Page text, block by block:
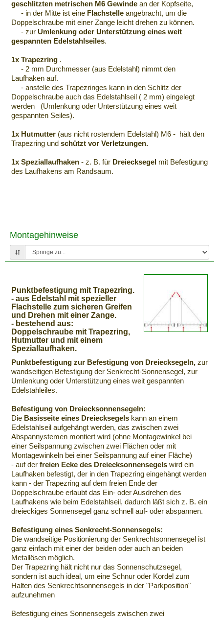
geschlitzten metrischen M6 Gewinde an der Kopfseite,
- in der Mitte ist eine Flachstelle angebracht, um die
Doppelschraube mit einer Zange leicht drehen zu können.
- zur Umlenkung oder Unterstützung eines weit
gespannten Edelstahlseiles.
1x Trapezring .
- 2 mm Durchmesser (aus Edelstahl) nimmt den
Laufhaken auf.
- anstelle des Trapezringes kann in den Schlitz der
Doppelschraube auch das Edelstahlseil ( 2 mm) eingelegt
werden (Umlenkung oder Unterstützung eines weit
gespannten Seiles).
1x Hutmutter (aus nicht rostendem Edelstahl) M6 - hält den
Trapezring und schützt vor Verletzungen.
1x Speziallaufhaken - z. B. für Dreiecksegel mit Befestigung
des Laufhakens am Randsaum.
Montagehinweise
Punktbefestigung mit Trapezring.
- aus Edelstahl mit spezieller
Flachstelle zum sicheren Greifen
und Drehen mit einer Zange.
- bestehend aus:
Doppelschraube mit Trapezring,
Hutmutter und mit einem
Speziallaufhaken.
Punktbefestigung zur Befestigung von Dreiecksegeln, zur
wandseitigen Befestigung der Senkrecht-Sonnensegel, zur
Umlenkung oder Unterstützung eines weit gespannten
Edelstahleiles.
Befestigung von Dreiecksonnensegeln:
Die Basisseite eines Dreiecksegels kann an einem
Edelstahlseil aufgehängt werden, das zwischen zwei
Abspannystemen montiert wird (ohne Montagewinkel bei
einer Seilspannung zwischen zwei Flächen oder mit
Montagewinkeln bei einer Seilspannung auf einer Fläche)
- auf der freien Ecke des Dreiecksonnensegels wird ein
Laufhaken befestigt, der in den Trapezring eingehängt werden
kann - der Trapezring auf dem freien Ende der
Doppelschraube erlaubt das Ein- oder Ausdrehen des
Laufhakens wie beim Edelstahlseil, dadurch läßt sich z. B. ein
dreieckiges Sonnensegel ganz schnell auf- oder abspannen.
Befestigung eines Senkrecht-Sonnensegels:
Die wandseitige Positionierung der Senkrechtsonnensegel ist
ganz einfach mit einer der beiden oder auch an beiden
Metallösen möglich.
Der Trapezring hält nicht nur das Sonnenschutzsegel,
sondern ist auch ideal, um eine Schnur oder Kordel zum
Halten des Senkrechtsonnensegels in der "Parkposition"
aufzunehmen
Befestigung eines Sonnensegels zwischen zwei